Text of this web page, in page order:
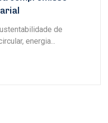
de
energia...